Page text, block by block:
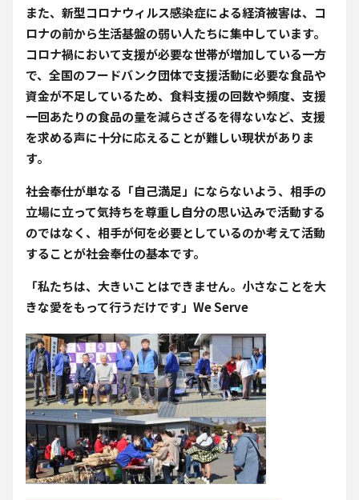
また、新型コロナウィルス感染症による経済被害は、コ
ロナの前から生活基盤の弱い人たちに集中しています。
コロナ禍において支援が必要な世帯が増加している一方
で、全国のフードバンク団体で支援活動に必要な食品や
資金が不足しているため、食料支援の回数や頻度、支援
一回あたりの食品の量を減らさざるを得ないなど、支援
を求める声に十分に応えることが難しい現状がありま
す。
社会奉仕が単なる「自己満足」にならないよう、相手の
立場に立って気持ちを尊重し自分の思い込みで活動する
のではなく、相手が何を必要としているのか考えて活動
することが社会奉仕の基本です。
「私たちは、大きいことはできません。小さなことを大
きな愛をもって行うだけです」We Serve